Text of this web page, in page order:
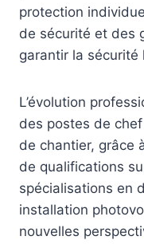
protection
de sécurité et des
garantir la sécurité
L’évolution
des postes de
de chantier, grâce
de qualifications
spécialisations en
installation
nouvelles